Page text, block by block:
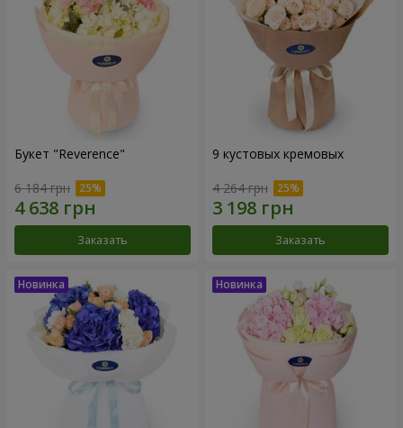
Букет "Reverence"
6 184 грн
Заказать
9 кустовых кремовых
4 264 грн
Заказать